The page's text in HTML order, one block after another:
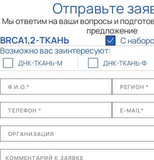
Отправьте
Мы ответим на ваши вопросы и
предложение
BRCA1,2-ТКАНЬ
С
Возможно вас заинтересуют:
ДНК-ТКАНЬ-М ДНК-ТКАНЬ-Ф